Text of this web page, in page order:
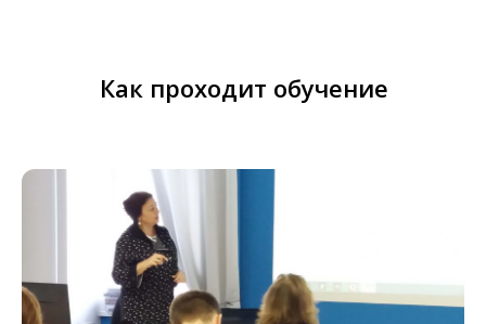
Как проходит обучение